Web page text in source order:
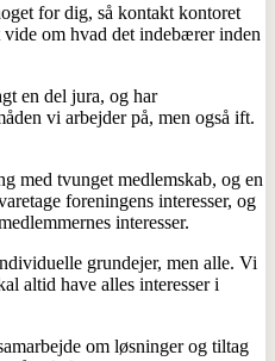
for dig, så kontakt kontoret
om hvad det indebærer inden
en del jura, og har
vi arbejder på, men også ift.
med tvunget medlemskab, og en
foreningens interesser, og
interesser.
grundejer, men alle. Vi
altid have alles interesser i
om løsninger og tiltag